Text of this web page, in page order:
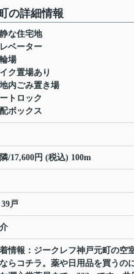
の詳細情報
な住宅地
ベーター
場
ク置場あり
内ごみ置き場
トロック
ボックス
/17,600円 (税込) 100m
戸
情報：ジークレフ神戸元町の空
らコチラ。薬や日用品を買うの